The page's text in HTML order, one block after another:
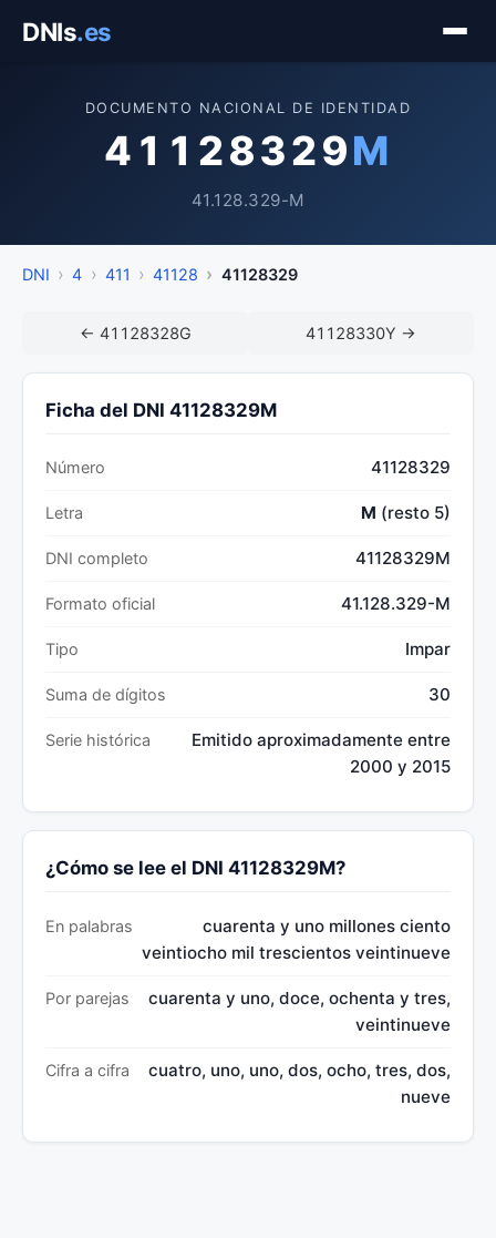
DNIs.es
DOCUMENTO NACIONAL DE IDENTIDAD
41128329M
41.128.329-M
DNI 4 411 41128 41128329
← 41128328G 41128330Y →
Ficha del DNI 41128329M
Número 41128329
Letra M (resto 5)
DNI completo 41128329M
Formato oficial 41.128.329-M
Tipo Impar
Suma de dígitos 30
Serie histórica
Emitido aproximadamente entre
2000 y 2015
¿Cómo se lee el DNI 41128329M?
En palabras
cuarenta y uno millones ciento
veintiocho mil trescientos veintinueve
Por parejas
cuarenta y uno, doce, ochenta y tres,
veintinueve
Cifra a cifra
cuatro, uno, uno, dos, ocho, tres, dos,
nueve